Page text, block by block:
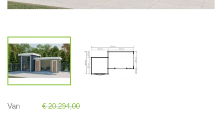
Van
€ 20.294,00